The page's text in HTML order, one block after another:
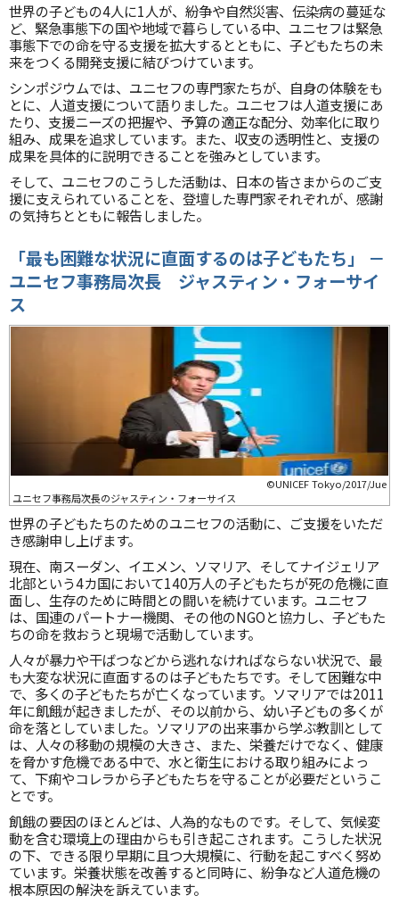
世界の子どもの4人に1人が、紛争や自然災害、伝染病の蔓延な
ど、緊急事態下の国や地域で暮らしている中、ユニセフは緊急
事態下での命を守る支援を拡大するとともに、子どもたちの未
来をつくる開発支援に結びつけています。
シンポジウムでは、ユニセフの専門家たちが、自身の体験をも
とに、人道支援について語りました。ユニセフは人道支援にあ
たり、支援ニーズの把握や、予算の適正な配分、効率化に取り
組み、成果を追求しています。また、収支の透明性と、支援の
成果を具体的に説明できることを強みとしています。
そして、ユニセフのこうした活動は、日本の皆さまからのご支
援に支えられていることを、登壇した専門家それぞれが、感謝
の気持ちとともに報告しました。
「最も困難な状況に直面するのは子どもたち」 －
ユニセフ事務局次長 ジャスティン・フォーサイ
ス
©UNICEF Tokyo/2017/Jue
ユニセフ事務局次長のジャスティン・フォーサイス
世界の子どもたちのためのユニセフの活動に、ご支援をいただ
き感謝申し上げます。
現在、南スーダン、イエメン、ソマリア、そしてナイジェリア
北部という4カ国において140万人の子どもたちが死の危機に直
面し、生存のために時間との闘いを続けています。ユニセフ
は、国連のパートナー機関、その他のNGOと協力し、子どもた
ちの命を救おうと現場で活動しています。
人々が暴力や干ばつなどから逃れなければならない状況で、最
も大変な状況に直面するのは子どもたちです。そして困難な中
で、多くの子どもたちが亡くなっています。ソマリアでは2011
年に飢餓が起きましたが、その以前から、幼い子どもの多くが
命を落としていました。ソマリアの出来事から学ぶ教訓として
は、人々の移動の規模の大きさ、また、栄養だけでなく、健康
を脅かす危機である中で、水と衛生における取り組みによっ
て、下痢やコレラから子どもたちを守ることが必要だというこ
とです。
飢餓の要因のほとんどは、人為的なものです。そして、気候変
動を含む環境上の理由からも引き起こされます。こうした状況
の下、できる限り早期に且つ大規模に、行動を起こすべく努め
ています。栄養状態を改善すると同時に、紛争など人道危機の
根本原因の解決を訴えています。